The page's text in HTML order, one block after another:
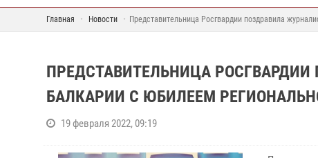
Главная Новости Представительница Росгвардии поздравила
ПРЕДСТАВИТЕЛЬНИЦА
БАЛКАРИИ С ЮБИЛЕЕМ
19 февраля 2022, 09:19